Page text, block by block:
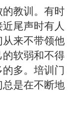
教训。有时
尾声时有人
来不带领他
软弱和不得
多。培训门
是在不断地